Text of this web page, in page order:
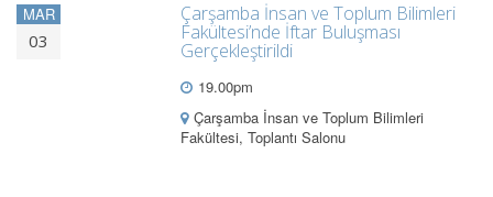
MAR
03
Çarşamba İnsan ve Toplum Bilimleri
Fakültesi’nde İftar Buluşması
Gerçekleştirildi
19.00pm
Çarşamba İnsan ve Toplum Bilimleri
Fakültesi, Toplantı Salonu